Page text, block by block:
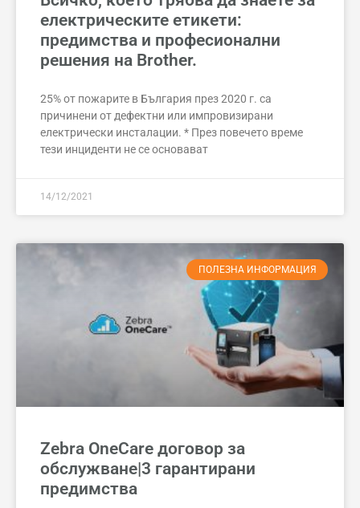
електрическите етикети:
предимства и професионални
решения на Brother.
25% от пожарите в България през 2020 г. са
причинени от дефектни или импровизирани
електрически инсталации. * През повечето време
тези инциденти не се основават
14/12/2021
ПОЛЕЗНА ИНФОРМАЦИЯ
Zebra OneCare договор за
обслужване|3 гарантирани
предимства